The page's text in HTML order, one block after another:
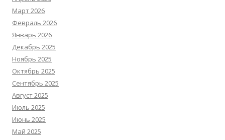
Март 2026
Февраль 2026
Январь 2026
Декабрь 2025
Ноябрь 2025
Октябрь 2025
Сентябрь 2025
Август 2025
Июль 2025
Июнь 2025
Май 2025